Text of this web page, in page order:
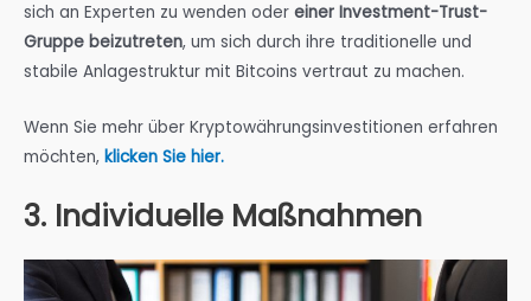
sich an Experten zu wenden oder einer Investment-Trust-
Gruppe beizutreten, um sich durch ihre traditionelle und
stabile Anlagestruktur mit Bitcoins vertraut zu machen.
Wenn Sie mehr über Kryptowährungsinvestitionen erfahren
möchten, klicken Sie hier.
3. Individuelle Maßnahmen